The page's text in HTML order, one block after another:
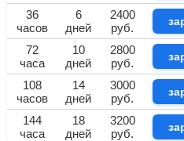
36
часов
6
дней
2400
руб.
72
часа
10
дней
2800
руб.
108
часов
14
дней
3000
руб.
144
часа
18
дней
3200
руб.